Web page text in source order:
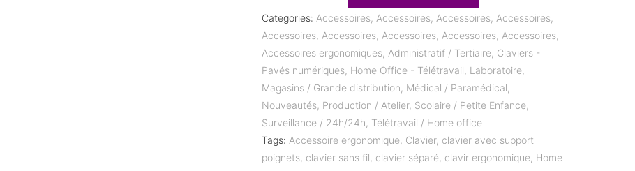
Categories: Accessoires, Accessoires, Accessoires, Accessoires,
Accessoires, Accessoires, Accessoires, Accessoires, Accessoires,
Accessoires ergonomiques, Administratif / Tertiaire, Claviers -
Pavés numériques, Home Office - Télétravail, Laboratoire,
Magasins / Grande distribution, Médical / Paramédical,
Nouveautés, Production / Atelier, Scolaire / Petite Enfance,
Surveillance / 24h/24h, Télétravail / Home office
Tags: Accessoire ergonomique, Clavier, clavier avec support
poignets, clavier sans fil, clavier séparé, clavir ergonomique, Home